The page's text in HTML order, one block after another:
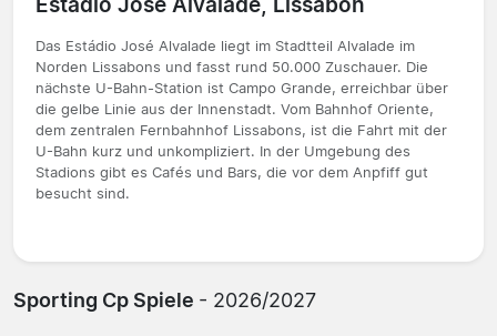
Das Estádio José Alvalade liegt im Stadtteil Alvalade im
Norden Lissabons und fasst rund 50.000 Zuschauer. Die
nächste U-Bahn-Station ist Campo Grande, erreichbar über
die gelbe Linie aus der Innenstadt. Vom Bahnhof Oriente,
dem zentralen Fernbahnhof Lissabons, ist die Fahrt mit der
U-Bahn kurz und unkompliziert. In der Umgebung des
Stadions gibt es Cafés und Bars, die vor dem Anpfiff gut
besucht sind.
Sporting Cp Spiele - 2026/2027